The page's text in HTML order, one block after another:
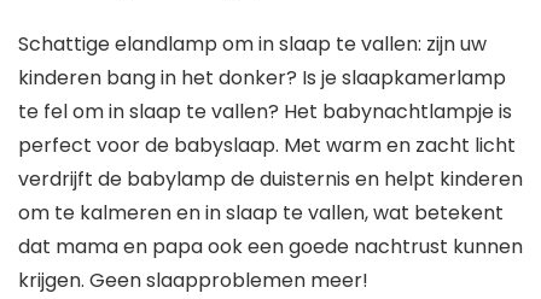
Schattige elandlamp om in slaap te vallen: zijn uw
kinderen bang in het donker? Is je slaapkamerlamp
te fel om in slaap te vallen? Het babynachtlampje is
perfect voor de babyslaap. Met warm en zacht licht
verdrijft de babylamp de duisternis en helpt kinderen
om te kalmeren en in slaap te vallen, wat betekent
dat mama en papa ook een goede nachtrust kunnen
krijgen. Geen slaapproblemen meer!